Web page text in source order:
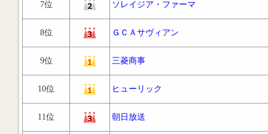
7位 ソレイジア・ファーマ
8位 ＧＣＡサヴィアン
9位 三菱商事
10位 ヒューリック
11位 朝日放送